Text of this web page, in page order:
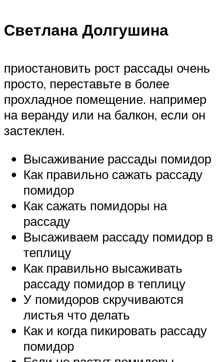
Светлана Долгушина
приостановить рост рассады очень
просто, переставьте в более
прохладное помещение. например
на веранду или на балкон, если он
застеклен.
Высаживание рассады помидор
Как правильно сажать рассаду
помидор
Как сажать помидоры на
рассаду
Высаживаем рассаду помидор в
теплицу
Как правильно высаживать
рассаду помидор в теплицу
У помидоров скручиваются
листья что делать
Как и когда пикировать рассаду
помидор